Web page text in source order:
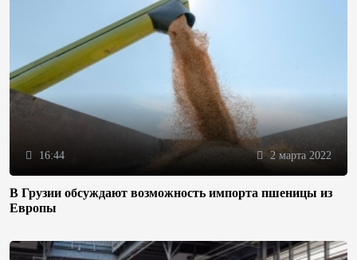
16:44 2 марта 2022
В Грузии обсуждают возможность импорта пшеницы из
Европы